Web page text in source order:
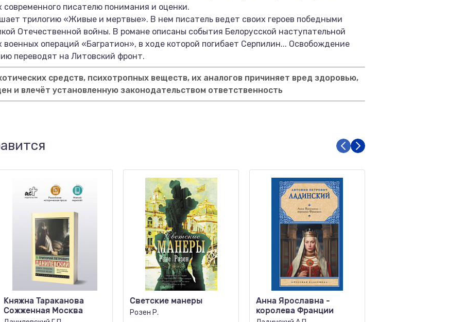
писателю понимания и оценки.
трилогию «Живые и мертвые». В нем писатель ведет своих героев победными
Отечественной войны. В романе описаны события Белорусской наступательной
операций «Багратион», в ходе которой погибает Серпилин... Освобождение
переводят на Литовский фронт.
средств, психотропных веществ, их аналогов причиняет вред здоровью,
и влечёт установленную законодательством ответственность
Княжна Тараканова
Сожженная Москва
Светские манеры
Розен Р.
Анна Ярославна -
королева Франции